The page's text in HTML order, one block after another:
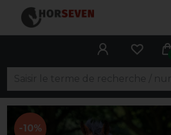
-10%